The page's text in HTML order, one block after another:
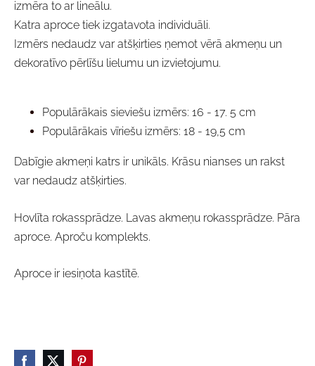
izmēra to ar lineālu.
Katra aproce tiek izgatavota individuāli.
Izmērs nedaudz var atšķirties ņemot vērā akmeņu un
dekoratīvo pērlīšu lielumu un izvietojumu.
Populārākais sieviešu izmērs: 16 - 17. 5 cm
Populārākais vīriešu izmērs: 18 - 19,5 cm
Dabīgie akmeņi katrs ir unikāls. Krāsu nianses un rakst
var nedaudz atšķirties.
Hovlīta rokassprādze. Lavas akmeņu rokassprādze. Pāra
aproce. Aproču komplekts.
Aproce ir iesiņota kastītē.